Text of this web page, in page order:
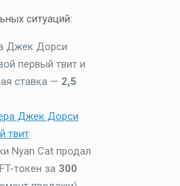
ситуаций:
Джек Дорси
первый твит и
ставка — 2,5
Nyan Cat продал
токен за 300